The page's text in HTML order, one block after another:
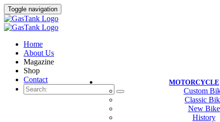
Toggle navigation
Home
About Us
Magazine
Shop
Contact
MOTORCYCLE
Custom
Classic
New Bike
History